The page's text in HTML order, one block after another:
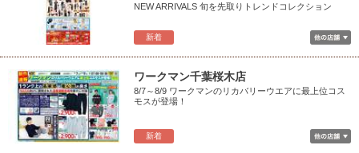
新着
NEW ARRIVALS 旬を先取りトレンドコレクション
新着
ワークマン千葉桜木店
8/7～8/9 ワークマンのリカバリーウエアに最上位コス
モスが登場！